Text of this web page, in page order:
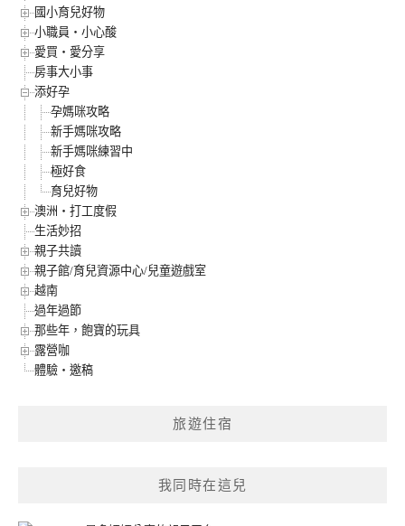
國小育兒好物
小職員‧小心酸
愛買‧愛分享
房事大小事
添好孕
孕媽咪攻略
新手媽咪攻略
新手媽咪練習中
極好食
育兒好物
澳洲‧打工度假
生活妙招
親子共讀
親子館/育兒資源中心/兒童遊戲室
越南
過年過節
那些年，飽寶的玩具
露營咖
體驗‧邀稿
旅遊住宿
我同時在這兒